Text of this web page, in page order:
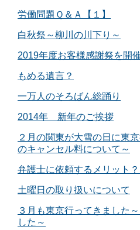
労働問題Ｑ＆Ａ【１】
白秋祭～柳川の川下り～
2019年度お客様感謝祭を開
もめる遺言？
一万人のそろばん総踊り
2014年 新年のご挨拶
２月の関東が大雪の日に東
のキャンセル料について～
弁護士に依頼するメリット？
土曜日の取り扱いについて
３月も東京行ってきました
した～